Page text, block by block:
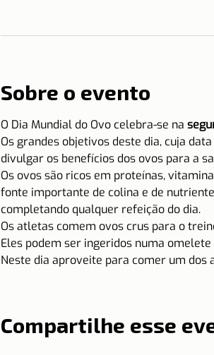
Sobre o evento
O Dia Mundial do Ovo celebra-se na
Os grandes objetivos deste dia, cuja
divulgar os benefícios dos ovos para a
Os ovos são ricos em proteínas,
fonte importante de colina e de
completando qualquer refeição do dia.
Os atletas comem ovos crus para o
Eles podem ser ingeridos numa
Neste dia aproveite para comer um
Compartilhe esse